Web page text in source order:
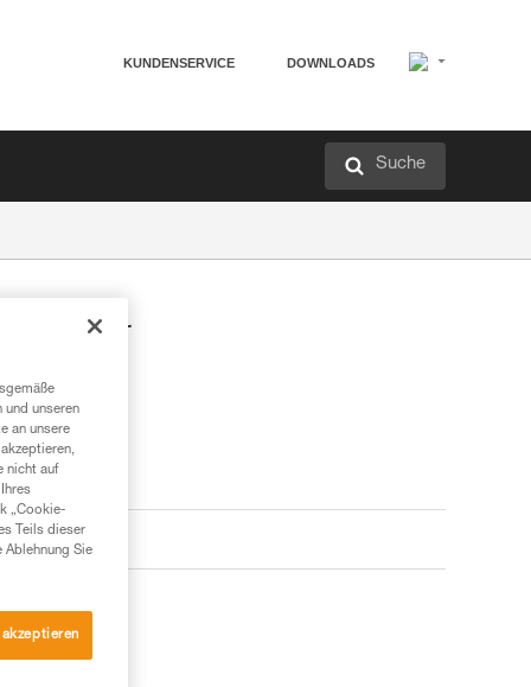
KUNDENSERVICE DOWNLOADS
Suche
zur
und unseren
an unsere
nicht auf
„Cookie-
Teils dieser
Ablehnung Sie